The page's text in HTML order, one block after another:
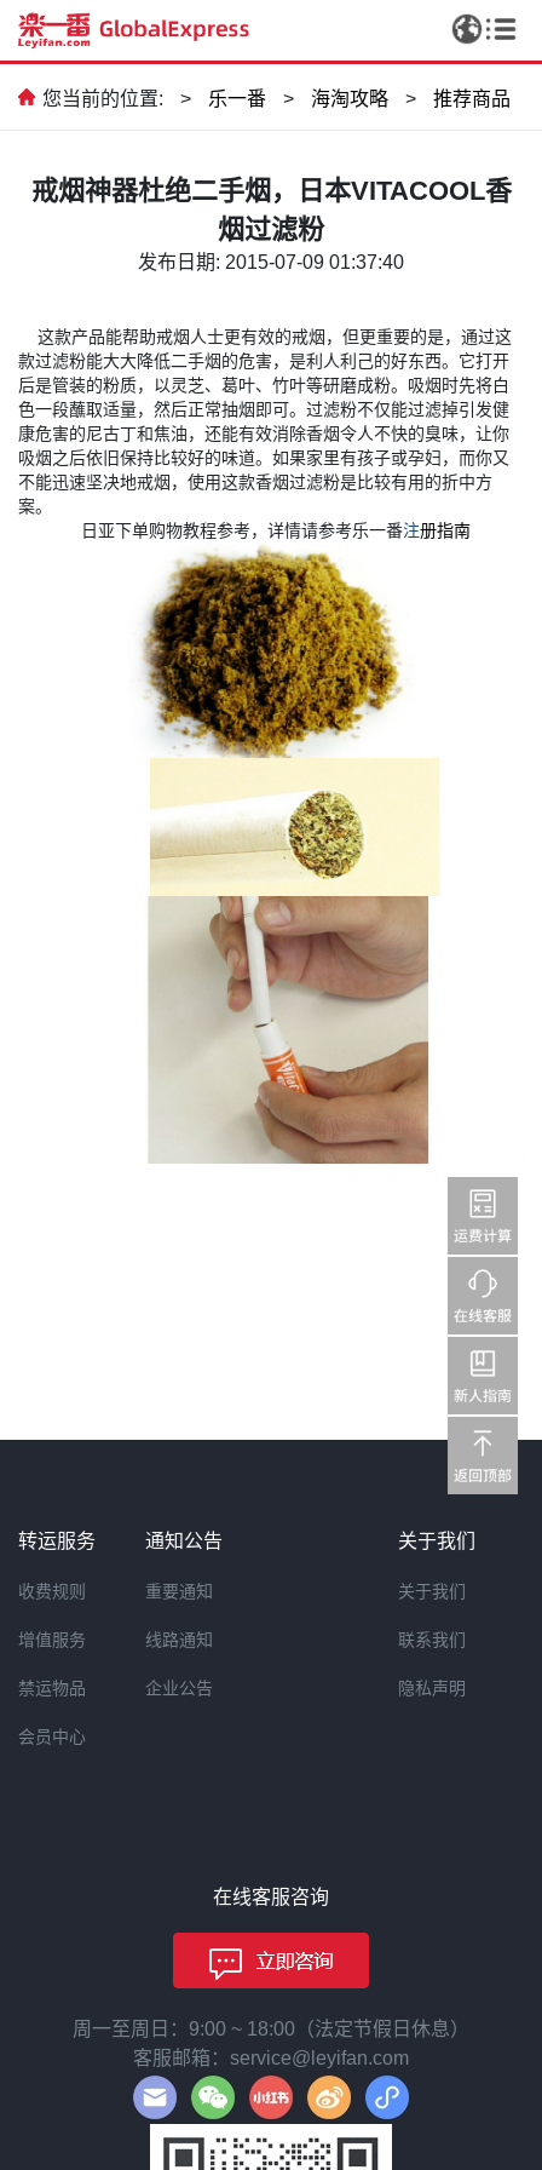
您当前的位置: > 乐一番 > 海淘攻略 > 推荐商品
戒烟神器杜绝二手烟，日本VITACOOL香
烟过滤粉
发布日期: 2015-07-09 01:37:40
这款产品能帮助戒烟人士更有效的戒烟，但更重要的是，通过这
款过滤粉能大大降低二手烟的危害，是利人利己的好东西。它打开
后是管装的粉质，以灵芝、葛叶、竹叶等研磨成粉。吸烟时先将白
色一段蘸取适量，然后正常抽烟即可。过滤粉不仅能过滤掉引发健
康危害的尼古丁和焦油，还能有效消除香烟令人不快的臭味，让你
吸烟之后依旧保持比较好的味道。如果家里有孩子或孕妇，而你又
不能迅速坚决地戒烟，使用这款香烟过滤粉是比较有用的折中方
案。
日亚下单购物教程参考，详情请参考乐一番注册指南
转运服务
收费规则
增值服务
禁运物品
会员中心
通知公告
重要通知
线路通知
企业公告
关于我们
关于我们
联系我们
隐私声明
在线客服咨询
周一至周日：9:00 ~ 18:00（法定节假日休息）
客服邮箱：service@leyifan.com